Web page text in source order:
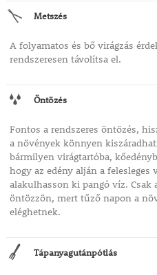
Metszés
A folyamatos és bő virágzás
rendszeresen távolítsa el.
Öntözés
Fontos a rendszeres öntözés,
a növények könnyen
bármilyen virágtartóba,
hogy az edény alján a
alakulhasson ki pangó víz. Csak
öntözzön, mert tűző napon a
eléghetnek.
Tápanyagutánpótlás